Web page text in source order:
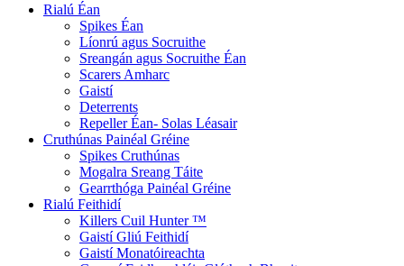
Rialú Éan
Spikes Éan
Líonrú agus Socruithe
Sreangán agus Socruithe Éan
Scarers Amharc
Gaistí
Deterrents
Repeller Éan- Solas Léasair
Cruthúnas Painéal Gréine
Spikes Cruthúnas
Mogalra Sreang Táite
Gearrthóga Painéal Gréine
Rialú Feithidí
Killers Cuil Hunter ™
Gaistí Gliú Feithidí
Gaistí Monatóireachta